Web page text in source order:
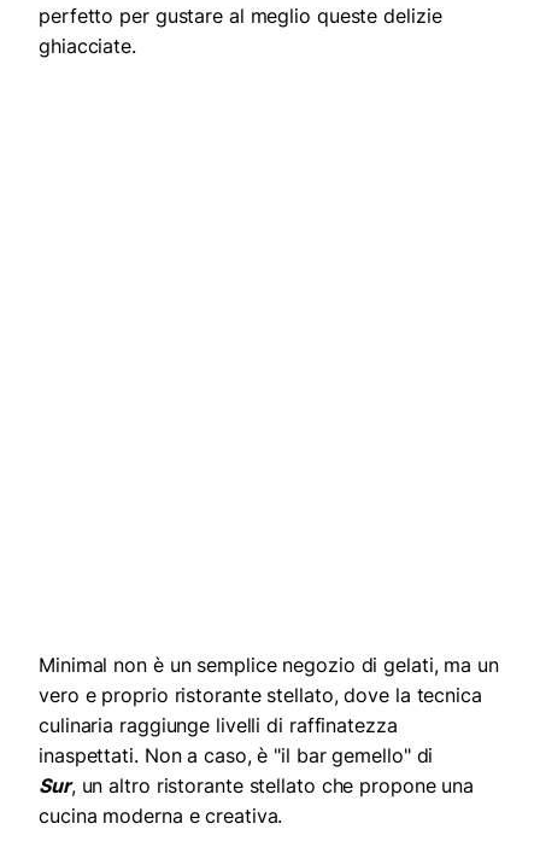
perfetto per gustare al meglio queste delizie
ghiacciate.
Minimal non è un semplice negozio di gelati, ma un
vero e proprio ristorante stellato, dove la tecnica
culinaria raggiunge livelli di raffinatezza
inaspettati. Non a caso, è "il bar gemello" di
Sur, un altro ristorante stellato che propone una
cucina moderna e creativa.